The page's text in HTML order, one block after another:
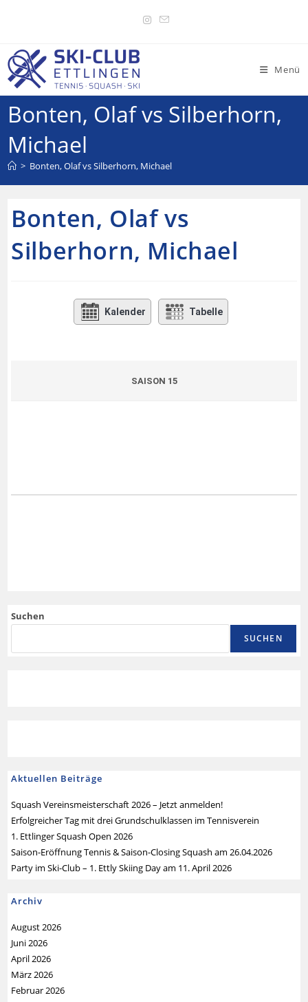
Menü
Bonten, Olaf vs Silberhorn,
Michael
> Bonten, Olaf vs Silberhorn, Michael
Bonten, Olaf vs
Silberhorn, Michael
Kalender Tabelle
SAISON 15
Suchen
SUCHEN
Aktuellen Beiträge
Squash Vereinsmeisterschaft 2026 – Jetzt anmelden!
Erfolgreicher Tag mit drei Grundschulklassen im Tennisverein
1. Ettlinger Squash Open 2026
Saison-Eröffnung Tennis & Saison-Closing Squash am 26.04.2026
Party im Ski-Club – 1. Ettly Skiing Day am 11. April 2026
Archiv
August 2026
Juni 2026
April 2026
März 2026
Februar 2026